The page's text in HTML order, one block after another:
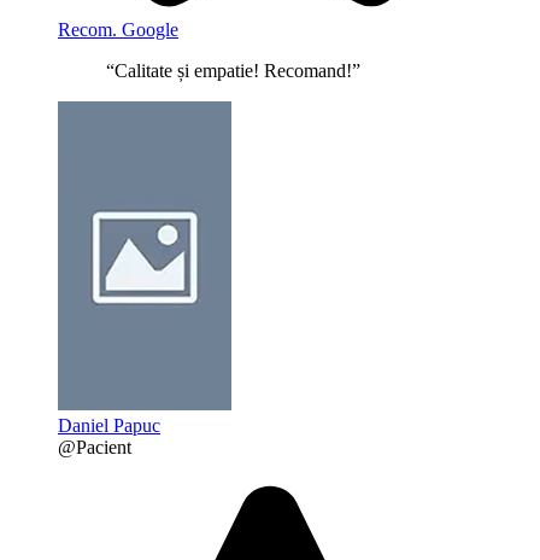
Recom. Google
“Calitate și empatie! Recomand!”
Daniel Papuc
@Pacient